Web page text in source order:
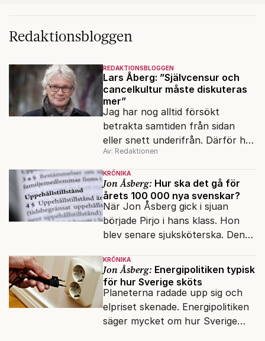
Redaktionsbloggen
REDAKTIONSBLOGGEN
Lars Åberg: ”Självcensur och
cancelkultur måste diskuteras
mer”
Jag har nog alltid försökt
betrakta samtiden från sidan
eller snett underifrån. Därför har
mina reportage ofta handlat om
minoriteter och
värderingskonflikter, säger Lars
Åberg, ny krönikör på Fokus.
Av: Redaktionen
KRÖNIKA
Jon Åsberg: Hur ska det gå för
årets 100 000 nya svenskar?
När Jon Åsberg gick i sjuan
började Pirjo i hans klass. Hon
blev senare sjuksköterska. Den
för många av dagens nya
svenskar.
KRÖNIKA
Jon Åsberg: Energipolitiken typisk
för hur Sverige sköts
Planeterna radade upp sig och
elpriset skenade. Energipolitiken
säger mycket om hur Sverige